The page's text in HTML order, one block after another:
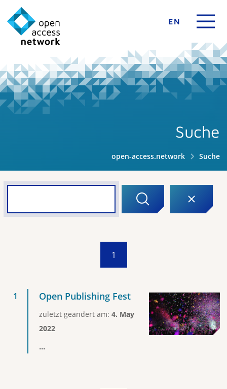
EN
Suche
open-access.network Suche
1
Open Publishing Fest
zuletzt geändert am: 4. May
2022
...